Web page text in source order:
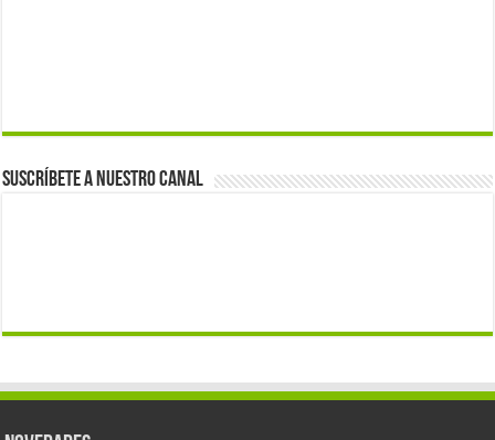
Suscríbete a nuestro canal